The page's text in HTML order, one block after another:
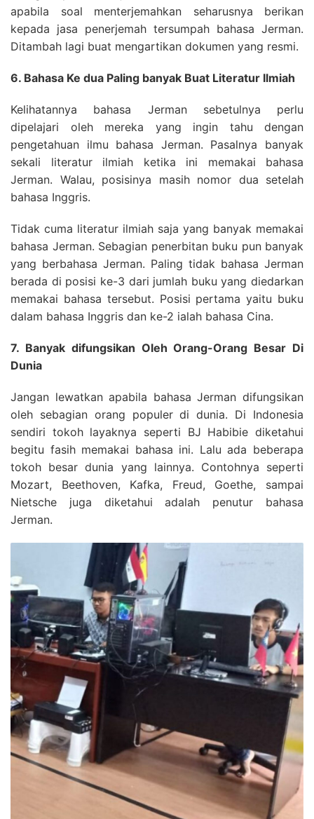
apabila soal menterjemahkan seharusnya berikan
kepada jasa penerjemah tersumpah bahasa Jerman.
Ditambah lagi buat mengartikan dokumen yang resmi.
6. Bahasa Ke dua Paling banyak Buat Literatur Ilmiah
Kelihatannya bahasa Jerman sebetulnya perlu
dipelajari oleh mereka yang ingin tahu dengan
pengetahuan ilmu bahasa Jerman. Pasalnya banyak
sekali literatur ilmiah ketika ini memakai bahasa
Jerman. Walau, posisinya masih nomor dua setelah
bahasa Inggris.
Tidak cuma literatur ilmiah saja yang banyak memakai
bahasa Jerman. Sebagian penerbitan buku pun banyak
yang berbahasa Jerman. Paling tidak bahasa Jerman
berada di posisi ke-3 dari jumlah buku yang diedarkan
memakai bahasa tersebut. Posisi pertama yaitu buku
dalam bahasa Inggris dan ke-2 ialah bahasa Cina.
7. Banyak difungsikan Oleh Orang-Orang Besar Di
Dunia
Jangan lewatkan apabila bahasa Jerman difungsikan
oleh sebagian orang populer di dunia. Di Indonesia
sendiri tokoh layaknya seperti BJ Habibie diketahui
begitu fasih memakai bahasa ini. Lalu ada beberapa
tokoh besar dunia yang lainnya. Contohnya seperti
Mozart, Beethoven, Kafka, Freud, Goethe, sampai
Nietsche juga diketahui adalah penutur bahasa
Jerman.